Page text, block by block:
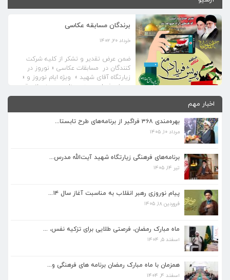
برندگان مسابقه عکاسی
خرداد ۲۰, ۱۴۰۲
ضمن عرض تقدیر و تشکر از کلیه شرکت
کنندگان در ­مسابقات عکاسی « نوروز در
زیارتگاه آقای شهید » ویژه ایام نوروز و «
پویش فریاد من »به مناسبت روزجهانی قدس
بدینوسیله اسامی برگزیدگـان به شرح ذیل
مسابقه ۱ رضا محمدی مسابقه عکاسی نوروز
در زیارتگاه آقای […]
اخبار مهم
بهره‌مندی ۳۶۸ فراگیر از برنامه‌های طرح تابستا...
مرداد ۱۰, ۱۴۰۵
برنامه‌های فرهنگی زیارتگاه شهید آیت‌الله مدرس...
تیر ۱۴, ۱۴۰۵
پیام نوروزی رهبر انقلاب به مناسبت آغاز سال ۱۴...
فروردین ۱۸, ۱۴۰۵
ماه مبارک رمضان، فرصتی طلایی برای تزکیه نفس، ...
اسفند ۵, ۱۴۰۴
همزمان با ماه مبارک رمضان برنامه های فرهنگی و...
اسفند ۴, ۱۴۰۴
برنامه‌های فرهنگی زیارتگاه شهید آیت‌الله مدرس...
پیام نوروزی رهبر انقلاب به مناسبت آغاز سال ۱۴...
ماه مبارک رمضان، فرصتی طلایی برای تزکیه نفس، ...
همزمان با ماه مبارک رمضان برنامه های فرهنگی و...
اسفند ۴, ۱۴۰۴
بهره‌مندی ۳۶۸ فراگیر از برنامه‌های طرح تابستا...
مرداد ۱۰, ۱۴۰۵